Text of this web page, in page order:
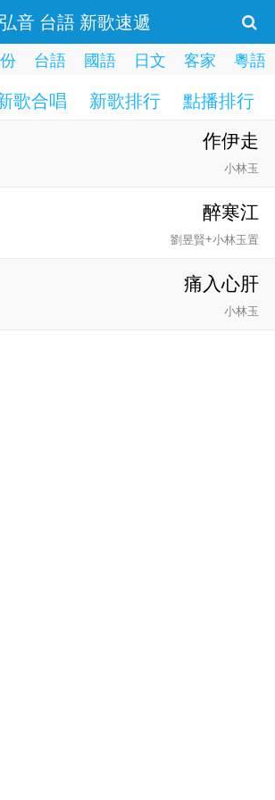
弘音 台語 新歌速遞
台語 國語 日文 客家 粵語
歌合唱 新歌排行 點播排行
作伊走
小林玉
醉寒江
劉昱賢+小林玉置
痛入心肝
小林玉